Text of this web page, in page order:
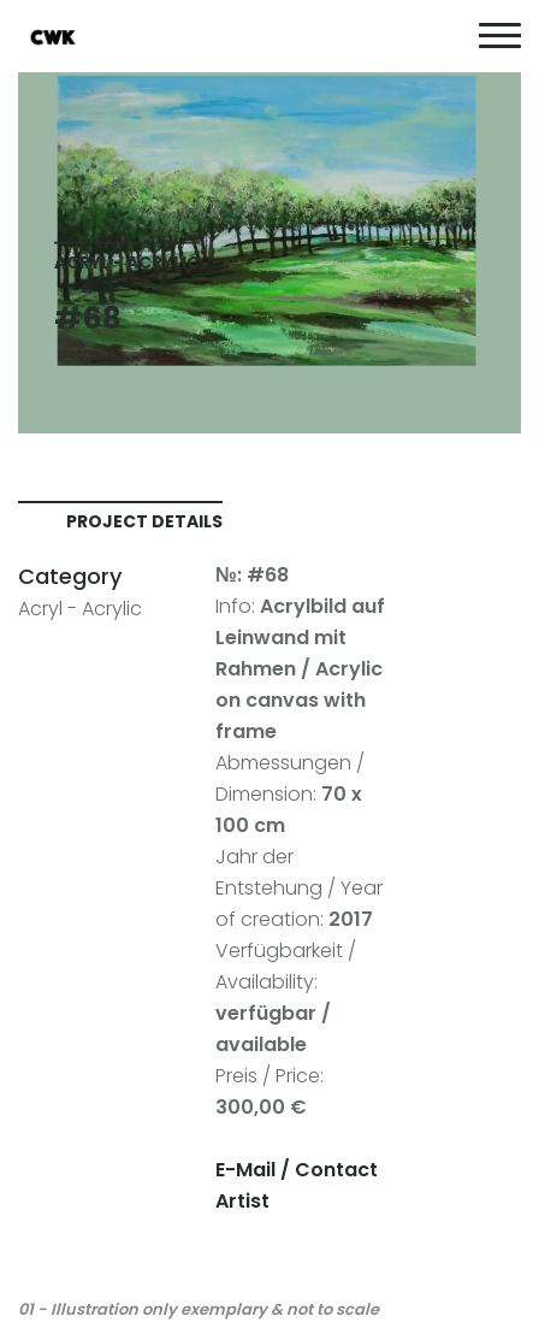
ACRYL - ACRYLIC
#68
PROJECT DETAILS
Category
Acryl - Acrylic
№: #68
Info:Acrylbild auf
Leinwand mit
Rahmen / Acrylic
on canvas with
frame
Abmessungen /
Dimension: 70 x
100 cm
Jahr der
Entstehung / Year
of creation: 2017
Verfügbarkeit /
Availability:
verfügbar /
available
Preis / Price:
300,00 €
E-Mail / Contact
Artist
01 - Illustration only exemplary & not to scale